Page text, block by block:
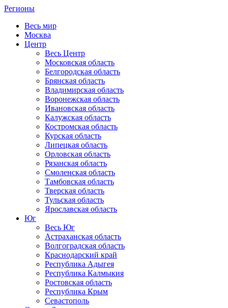
Регионы
Весь мир
Москва
Центр
Весь Центр
Московская область
Белгородская область
Брянская область
Владимирская область
Воронежская область
Ивановская область
Калужская область
Костромская область
Курская область
Липецкая область
Орловская область
Рязанская область
Смоленская область
Тамбовская область
Тверская область
Тульская область
Ярославская область
Юг
Весь Юг
Астраханская область
Волгоградская область
Краснодарский край
Республика Адыгея
Республика Калмыкия
Ростовская область
Республика Крым
Севастополь